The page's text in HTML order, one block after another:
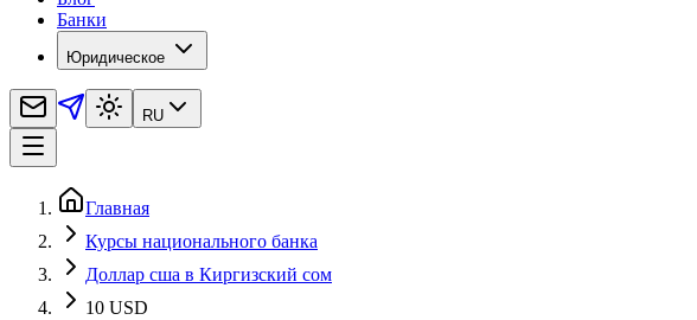
Банки
Юридическое
RU
Главная
Курсы национального банка
Доллар сша в Киргизский сом
10 USD